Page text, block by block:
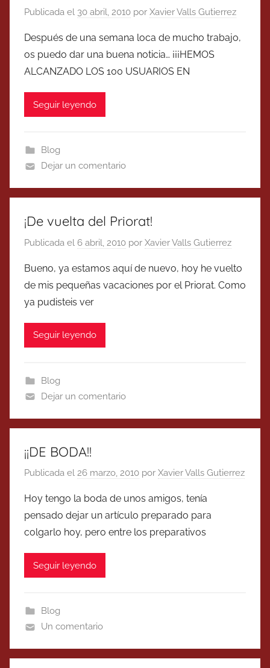
Publicada el 30 abril, 2010 por Xavier Valls Gutierrez
Después de una semana loca de mucho trabajo,
os puedo dar una buena noticia… ¡¡¡HEMOS
ALCANZADO LOS 100 USUARIOS EN
Seguir leyendo
Blog
Dejar un comentario
¡De vuelta del Priorat!
Publicada el 6 abril, 2010 por Xavier Valls Gutierrez
Bueno, ya estamos aquí de nuevo, hoy he vuelto
de mis pequeñas vacaciones por el Priorat. Como
ya pudisteis ver
Seguir leyendo
Blog
Dejar un comentario
¡¡DE BODA!!
Publicada el 26 marzo, 2010 por Xavier Valls Gutierrez
Hoy tengo la boda de unos amigos, tenía
pensado dejar un artículo preparado para
colgarlo hoy, pero entre los preparativos
Seguir leyendo
Blog
Un comentario